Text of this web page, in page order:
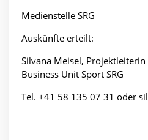
Medienstelle SRG
Auskünfte erteilt:
Silvana Meisel,
Business Unit Sport SRG
Tel. +41 58 135 07 31 oder